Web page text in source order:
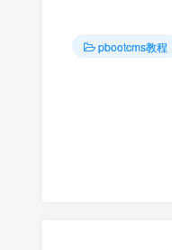
pbootcms教程